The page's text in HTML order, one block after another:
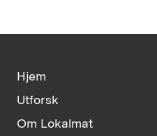
Hjem
Utforsk
Om Lokalmat